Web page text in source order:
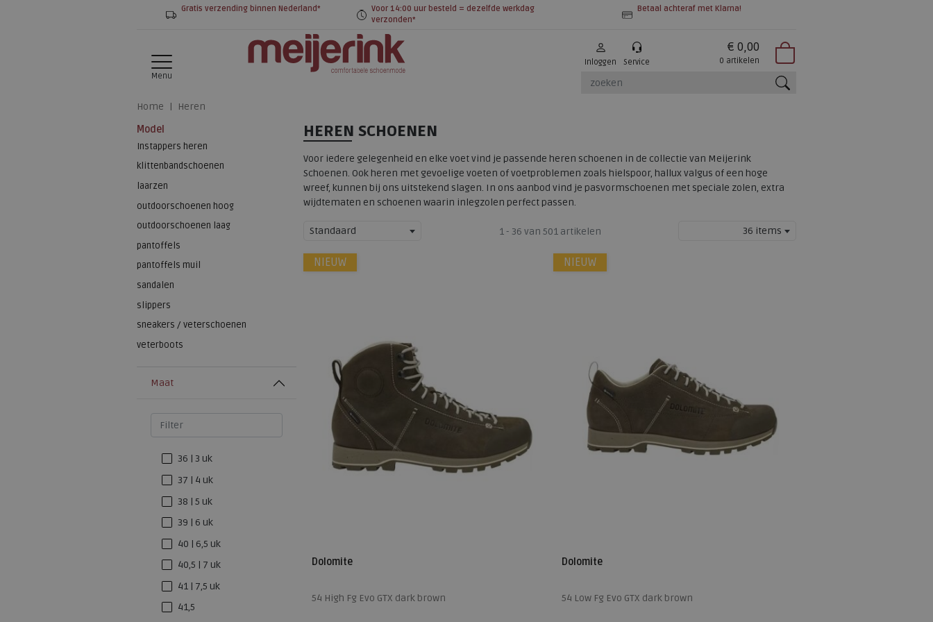
Gratis verzending binnen Nederland*
Voor 14:00 uur besteld = dezelfde werkdag
verzonden*
Betaal achteraf met Klarna!
Menu
Inloggen Service
€ 0,00
0 artikelen
Home
Heren
Model
Instappers heren
klittenbandschoenen
laarzen
outdoorschoenen hoog
outdoorschoenen laag
pantoffels
pantoffels muil
sandalen
slippers
sneakers / veterschoenen
veterboots
Maat
36 | 3 uk
37 | 4 uk
38 | 5 uk
39 | 6 uk
40 | 6,5 uk
40,5 | 7 uk
41 | 7,5 uk
41,5
HEREN SCHOENEN
Voor iedere gelegenheid en elke voet vind je passende heren schoenen in de collectie van Meijerink
Schoenen. Ook heren met gevoelige voeten of voetproblemen zoals hielspoor, hallux valgus of een hoge
wreef, kunnen bij ons uitstekend slagen. In ons aanbod vind je pasvormschoenen met speciale zolen, extra
wijdtematen en schoenen waarin inlegzolen perfect passen.
Standaard 1 - 36 van 501 artikelen 36 items
NIEUW
Dolomite
54 High Fg Evo GTX dark brown
NIEUW
Dolomite
54 Low Fg Evo GTX dark brown